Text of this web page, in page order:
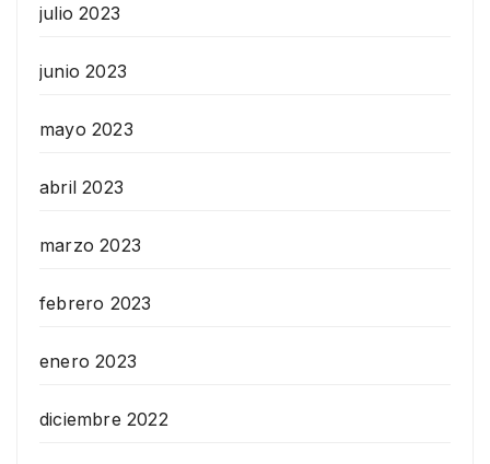
julio 2023
junio 2023
mayo 2023
abril 2023
marzo 2023
febrero 2023
enero 2023
diciembre 2022